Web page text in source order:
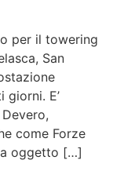
per il towering
San
giorni. E’
come Forze
oggetto […]